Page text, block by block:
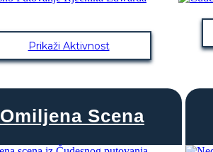
Prikaži Aktivnost
Omiljena Scena